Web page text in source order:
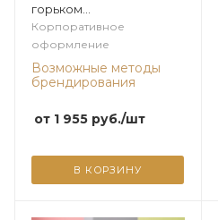
горьком
шоколаде(лимонное)
175г из коллекции
Лимонная
Корпоративное
оформление
Возможные методы
брендирования
от 1 955 руб./шт
В КОРЗИНУ